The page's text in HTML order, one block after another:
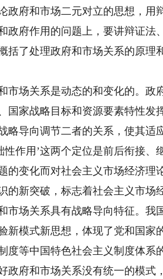
政府和市场二元对立的思想，用
政府作用的问题上，要讲辩证法
括了处理政府和市场关系的原理
场关系是动态的和变化的。政
国家战略目标和资源要素特性发
略导向调节二者的关系，使其适
性作用’这两个定位是前后衔接
的变化而对社会主义市场经济理
的新突破，标志着社会主义市场
场关系具有战略导向特征。我
新模式新思想，体现了党和国家
度等中国特色社会主义制度体
政府和市场关系没有统一的模式